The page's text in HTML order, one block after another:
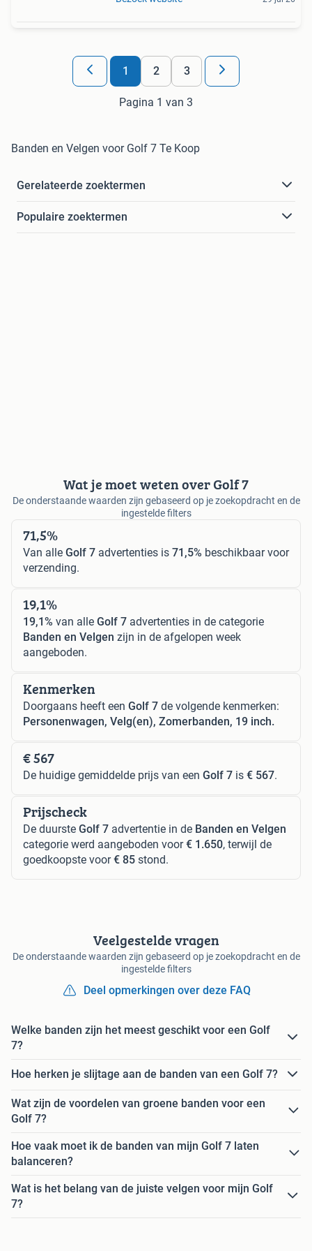
1 2 3
Pagina 1 van 3
Banden en Velgen voor Golf 7 Te Koop
Gerelateerde zoektermen
Populaire zoektermen
Wat je moet weten over Golf 7
De onderstaande waarden zijn gebaseerd op je zoekopdracht en de
ingestelde filters
71,5%
Van alle Golf 7 advertenties is 71,5% beschikbaar voor
verzending.
19,1%
19,1% van alle Golf 7 advertenties in de categorie
Banden en Velgen zijn in de afgelopen week
aangeboden.
Kenmerken
Doorgaans heeft een Golf 7 de volgende kenmerken:
Personenwagen, Velg(en), Zomerbanden, 19 inch.
€ 567
De huidige gemiddelde prijs van een Golf 7 is € 567.
Prijscheck
De duurste Golf 7 advertentie in de Banden en Velgen
categorie werd aangeboden voor€ 1.650, terwijl de
goedkoopste voor€ 85 stond.
Veelgestelde vragen
De onderstaande waarden zijn gebaseerd op je zoekopdracht en de
ingestelde filters
Deel opmerkingen over deze FAQ
Welke banden zijn het meest geschikt voor een Golf
7?
Hoe herken je slijtage aan de banden van een Golf 7?
Wat zijn de voordelen van groene banden voor een
Golf 7?
Hoe vaak moet ik de banden van mijn Golf 7 laten
balanceren?
Wat is het belang van de juiste velgen voor mijn Golf
7?